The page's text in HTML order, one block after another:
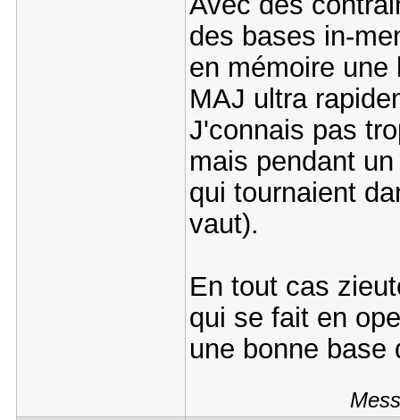
des bases in-
en mémoire
MAJ ultra
J'connais pas
mais pendant
qui tournaient
vaut).
En tout cas
qui se fait en
une bonne base